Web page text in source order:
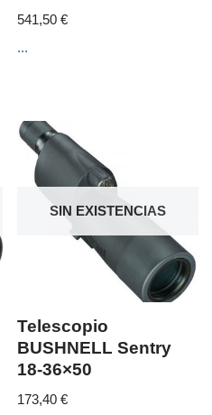
541,50€
...
SIN EXISTENCIAS
Telescopio
BUSHNELL Sentry
18-36×50
173,40€